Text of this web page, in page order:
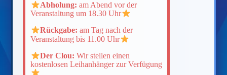
Abholung: am Abend vor der
Veranstaltung um 18.30 Uhr
Rückgabe: am Tag nach der
Veranstaltung bis 11.00 Uhr
Der Clou: Wir stellen einen
kostenlosen Leihanhänger zur Verfügung